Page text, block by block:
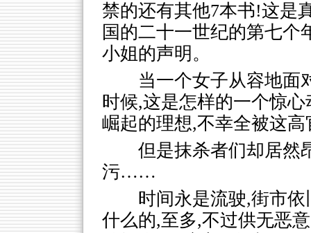
禁的还有其他7本书!这是
国的二十一世纪的第七
小姐的声明。
当一个女子从容地面
时候,这是怎样的一个惊
崛起的理想,不幸全被这
但是抹杀者们却居然
污……
时间永是流驶,街市
什么的,至多,不过供无恶